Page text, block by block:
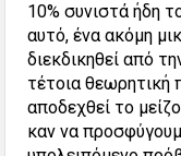
10% συνιστά ήδη
αυτό, ένα ακόμη
διεκδικηθεί από
τέτοια θεωρητική
αποδεχθεί το
καν να